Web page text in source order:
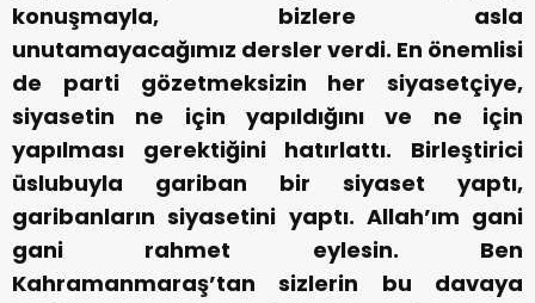
konuşmayla, bizlere asla
unutamayacağımız dersler verdi. En önemlisi
de parti gözetmeksizin her siyasetçiye,
siyasetin ne için yapıldığını ve ne için
yapılması gerektiğini hatırlattı. Birleştirici
üslubuyla gariban bir siyaset yaptı,
garibanların siyasetini yaptı. Allah’ım gani
gani rahmet eylesin. Ben
Kahramanmaraş’tan sizlerin bu davaya